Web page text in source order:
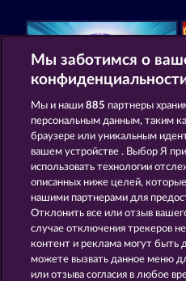
Maaax Diamonds
Wild Rubies
Мы заботимся о
Мы и наши885 партнеры
персональным данным, таким
браузере или уникальным
вашем устройстве . Выбор Я
использовать технологии
описанных ниже целей,
нашими партнерами для
Отклонить все или отзыв
случае отключения трекеров
контент и реклама могут быть
можете вызвать данное меню
или отзыва согласия в любое